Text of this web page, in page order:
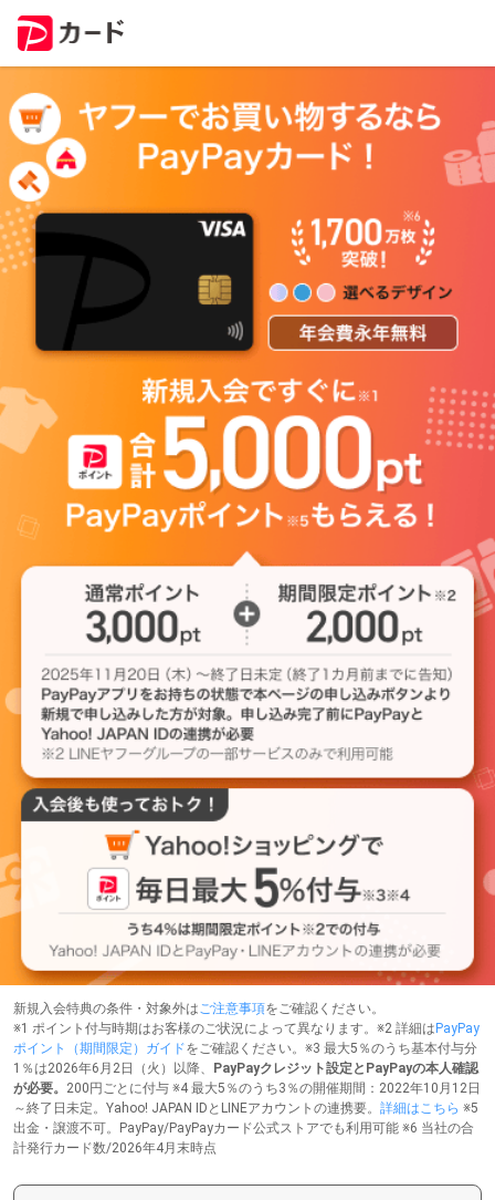
フ
ー
お
買
い
物
す
y
a
新規入会特典の条件・対象外はご注意事項をご確認ください。
※1 ポイント付与時期はお客様のご状況によって異なります。※2 詳細は PayPay
ポイント（期間限定）ガイドをご確認ください。※3 最大5％のうち基本付与分
1％は2026年6月2日（火）以降、
PayPayクレジット設定とPayPayの本人確認
が必要。 200円ごとに付与 ※4 最大5％のうち3％の開催期間：2022年10月12日
～終了日未定。Yahoo! JAPAN IDとLINEアカウントの連携要。 詳細はこちら ※5
出金・譲渡不可。PayPay/PayPayカード公式ストアでも利用可能 ※6 当社の合
計発行カード数/2026年4月末時点